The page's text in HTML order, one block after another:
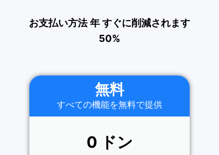
お支払い方法年 すぐに削減されます
50%
無料
すべての機能を無料で提供
0 ドン